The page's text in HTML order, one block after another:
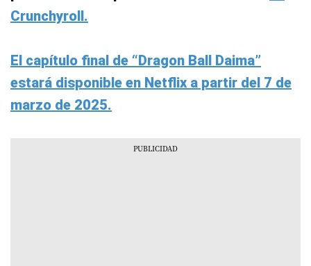
Crunchyroll.
El capítulo final de “Dragon Ball Daima”
estará disponible en Netflix a partir del 7 de
marzo de 2025.